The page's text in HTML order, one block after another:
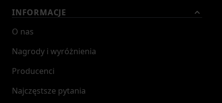
INFORMACJE
O nas
Nagrody i wyróżnienia
Producenci
Najczęstsze pytania